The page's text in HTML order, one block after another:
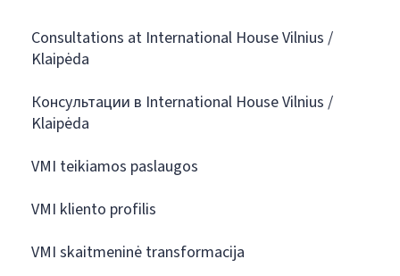
Consultations at International House Vilnius /
Klaipėda
Консультации в International House Vilnius /
Klaipėda
VMI teikiamos paslaugos
VMI kliento profilis
VMI skaitmeninė transformacija